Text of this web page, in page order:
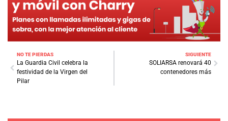
NO TE PIERDAS
La Guardia Civil celebra la
festividad de la Virgen del
Pilar
SIGUIENTE
SOLIARSA renovará 40
contenedores más